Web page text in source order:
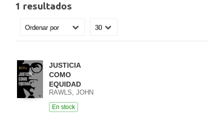
1 resultados
JUSTICIA
COMO
EQUIDAD
RAWLS, JOHN
En stock